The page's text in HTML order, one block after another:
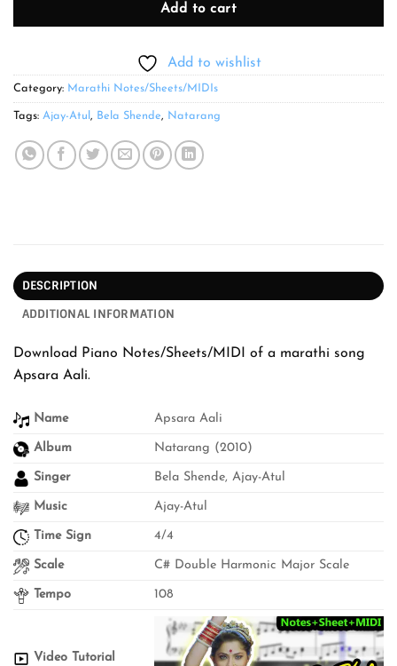
Add to cart
Add to wishlist
Category: Marathi Notes/Sheets/MIDIs
Tags: Ajay-Atul , Bela Shende, Natarang
DESCRIPTION
ADDITIONAL INFORMATION
Download Piano Notes/Sheets/MIDI of a marathi song
Apsara Aali.
Name Apsara Aali
Album Natarang (2010)
Singer Bela Shende, Ajay-Atul
Music Ajay-Atul
Time Sign 4/4
Scale C# Double Harmonic Major Scale
Tempo 108
Video Tutorial